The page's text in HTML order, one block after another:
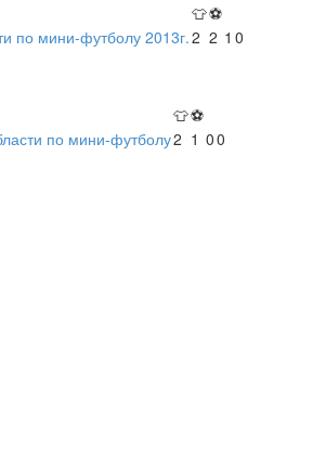
👕⚽
по мини-футболу 2013г.2 2 1 0
👕⚽
по мини-футболу2 1 00